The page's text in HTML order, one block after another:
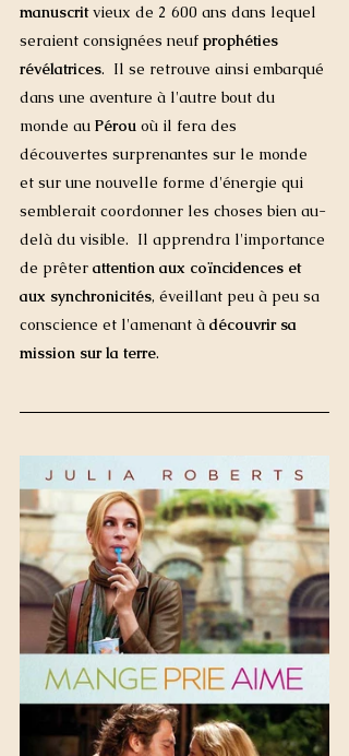
manuscrit vieux de 2 600 ans dans lequel
seraient consignées neuf prophéties
révélatrices.  Il se retrouve ainsi embarqué
dans une aventure à l'autre bout du
monde au Pérou où il fera des
découvertes surprenantes sur le monde
et sur une nouvelle forme d'énergie qui
semblerait coordonner les choses bien au-
delà du visible.  Il apprendra l'importance
de prêter attention aux coïncidences et
aux synchronicités, éveillant peu à peu sa
conscience et l'amenant à découvrir sa
mission sur la terre.